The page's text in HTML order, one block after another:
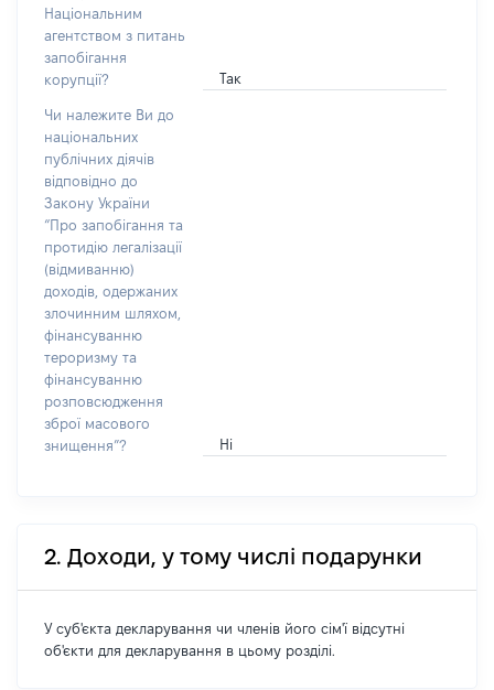
Національним
агентством з питань
запобігання
корупції?
Так
Чи належите Ви до
національних
публічних діячів
відповідно до
Закону України
“Про запобігання та
протидію легалізації
(відмиванню)
доходів, одержаних
злочинним шляхом,
фінансуванню
тероризму та
фінансуванню
розповсюдження
зброї масового
знищення”?
Ні
2. Доходи, у тому числі подарунки
У суб'єкта декларування чи членів його сім'ї відсутні
об'єкти для декларування в цьому розділі.